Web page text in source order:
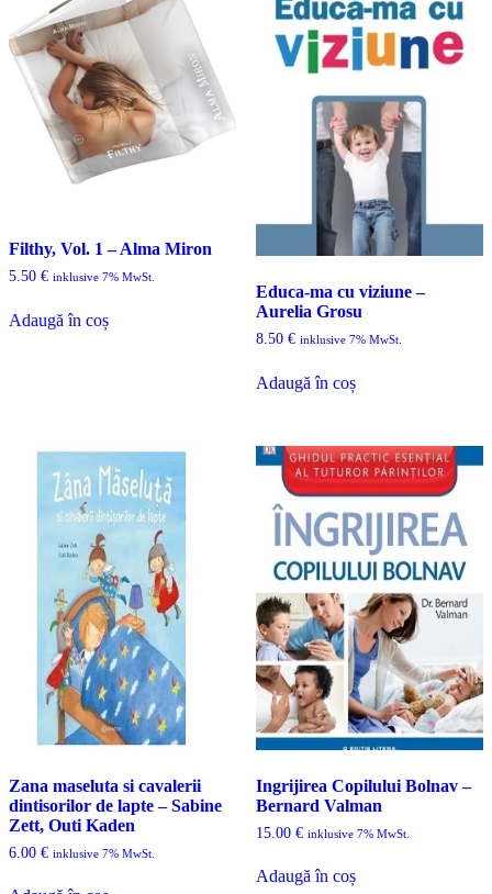
Filthy, Vol. 1 – Alma Miron
5.50 € inklusive 7% MwSt.
Adaugă în coș
Educa-ma cu viziune –
Aurelia Grosu
8.50 € inklusive 7% MwSt.
Adaugă în coș
Zana maseluta si cavalerii
dintisorilor de lapte – Sabine
Zett, Outi Kaden
6.00 € inklusive 7% MwSt.
Ingrijirea Copilului Bolnav –
Bernard Valman
15.00 € inklusive 7% MwSt.
Adaugă în coș